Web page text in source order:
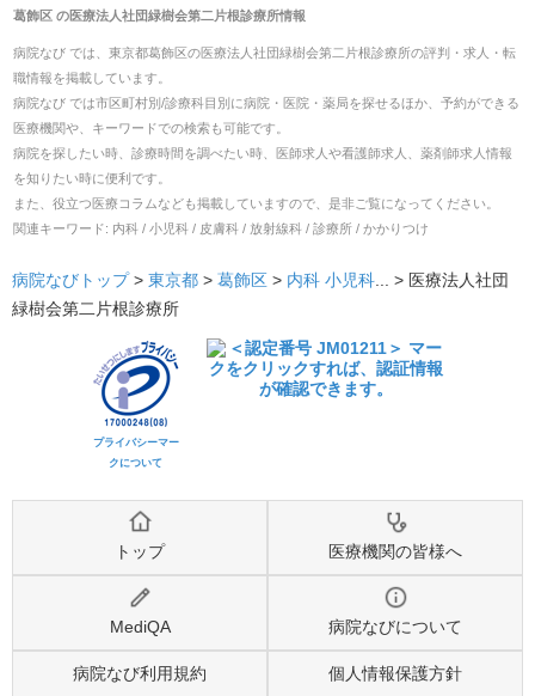
葛飾区の医療法人社団緑樹会第二片根診療所情報
病院なび では、 東京都葛飾区の医療法人社団緑樹会第二片根診療所の評判・求人・転
職情報を掲載しています。
病院なび では市区町村別/診療科目別に病院・医院・薬局を探せるほか、予約ができる
医療機関や、キーワードでの検索も可能です。
病院を探したい時、診療時間を調べたい時、医師求人や看護師求人、薬剤師求人情報
を知りたい時に便利です。
また、役立つ医療コラムなども掲載していますので、是非ご覧になってください。
関連キーワード: 内科 / 小児科 / 皮膚科 / 放射線科 / 診療所 / かかりつけ
病院なびトップ > 東京都 > 葛飾区 > 内科 小児科... > 医療法人社団
緑樹会第二片根診療所
プライバシーマー
クについて
トップ 医療機関の皆様へ
MediQA 病院なびについて
病院なび利用規約 個人情報保護方針